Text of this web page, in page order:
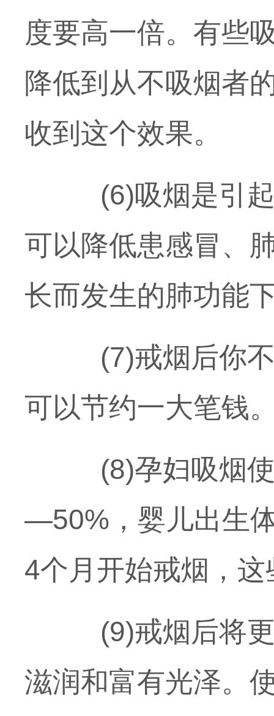
度要高一倍。有些
降低到从不吸烟者
收到这个效果。
(6)吸烟是引起
可以降低患感冒、
长而发生的肺功能
(7)戒烟后你不
可以节约一大笔钱
(8)孕妇吸烟使
—50%，婴儿出生
4个月开始戒烟，
(9)戒烟后将更
滋润和富有光泽。